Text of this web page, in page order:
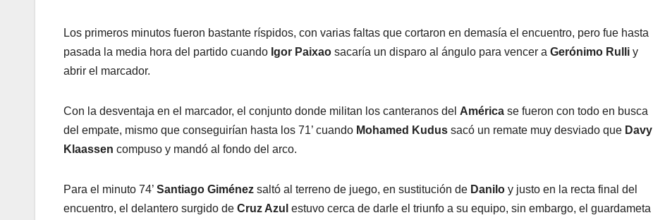
Los primeros minutos fueron bastante ríspidos, con varias faltas que cortaron en demasía el encuentro, pero fue hasta
pasada la media hora del partido cuando Igor Paixao sacaría un disparo al ángulo para vencer a Gerónimo Rulli y
abrir el marcador.
Con la desventaja en el marcador, el conjunto donde militan los canteranos del América se fueron con todo en busca
del empate, mismo que conseguirían hasta los 71’ cuando Mohamed Kudus sacó un remate muy desviado que Davy
Klaassen compuso y mandó al fondo del arco.
Para el minuto 74’ Santiago Giménez saltó al terreno de juego, en sustitución de Danilo y justo en la recta final del
encuentro, el delantero surgido de Cruz Azul estuvo cerca de darle el triunfo a su equipo, sin embargo, el guardameta